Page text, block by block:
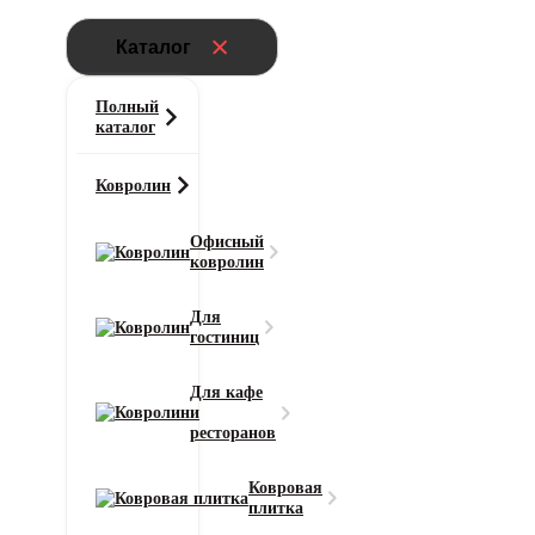
Каталог
Полный
каталог
Ковролин
Офисный
ковролин
Для
гостиниц
Для кафе
и
ресторанов
Ковровая
плитка
Ковролин
(Сенсатион) 95